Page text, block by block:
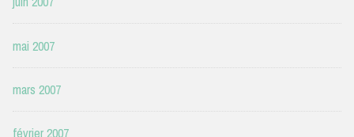
mai 2007
mars 2007
février 2007